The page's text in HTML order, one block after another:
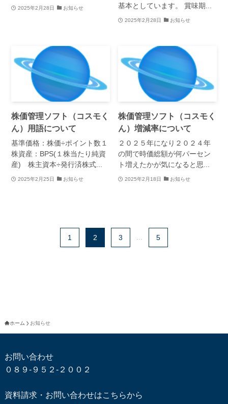
2025年2月28日 お知らせ
基本としています。 賞味期...
2025年2月28日 お知らせ
株価管理ソフト（コスモく
ん）用語について
基準価格：株価÷ポイント数１
株資産：BPS(１株当たり純資
産) 株主資本÷発行済株式...
2025年2月25日 お知らせ
株価管理ソフト（コスモく
ん）増減率について
２０２５年になり２０２４年
の間で時価総額が何パーセン
ト増えたかが気になると思...
2025年2月18日 お知らせ
1 2 3 ... 5
ホーム お知らせ
お問い合わせ
０８９-９５２-２００２
資料請求・お問い合わせはこちらから